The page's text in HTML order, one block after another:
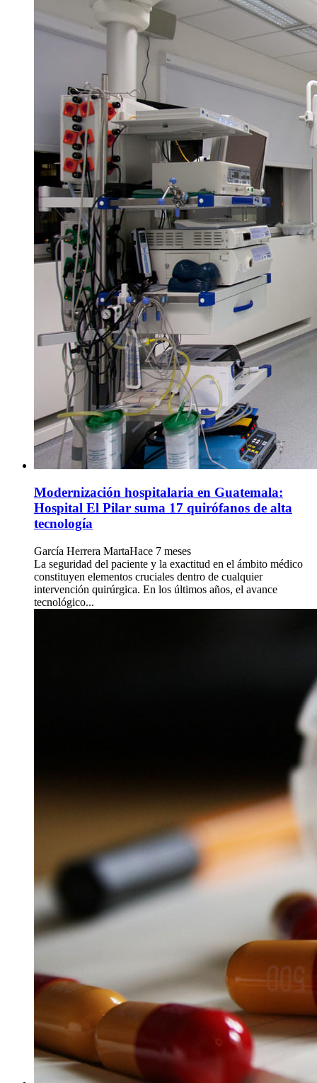
Modernización hospitalaria en Guatemala:
Hospital El Pilar suma 17 quirófanos de alta
tecnología
García Herrera MartaHace 7 meses
La seguridad del paciente y la exactitud en el ámbito médico
constituyen elementos cruciales dentro de cualquier
intervención quirúrgica. En los últimos años, el avance
tecnológico...